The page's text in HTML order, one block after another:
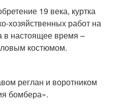
19 века, куртка
хозяйственных работ на
в настоящее время –
костюмом.
реглан и воротником
бомбера».